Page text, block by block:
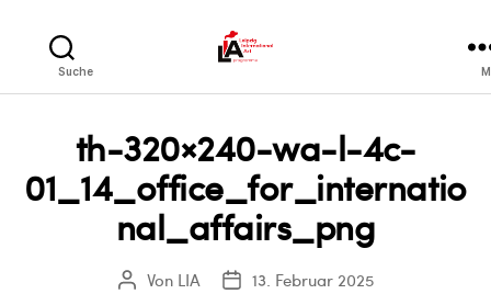
Suche
th-320×240-wa-l-4c-
01_14_office_for_internatio
nal_affairs_png
Beitragsautor
Von LIA Veröffentlichungsdatum
13. Februar 2025